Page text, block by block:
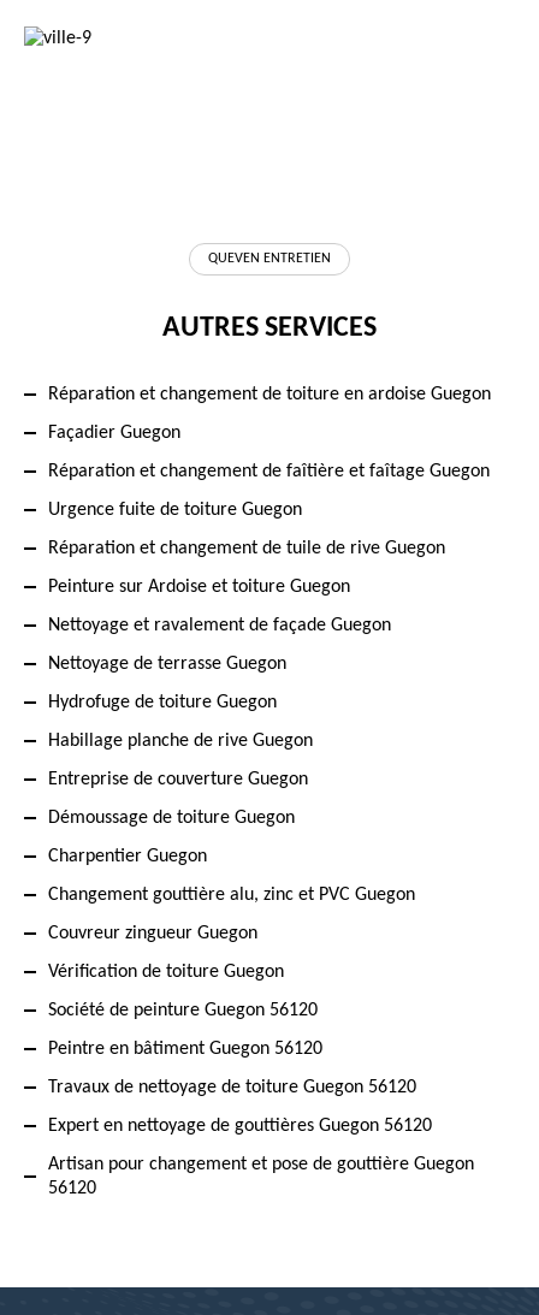
QUEVEN ENTRETIEN
AUTRES SERVICES
Réparation et changement de toiture en ardoise Guegon
Façadier Guegon
Réparation et changement de faîtière et faîtage Guegon
Urgence fuite de toiture Guegon
Réparation et changement de tuile de rive Guegon
Peinture sur Ardoise et toiture Guegon
Nettoyage et ravalement de façade Guegon
Nettoyage de terrasse Guegon
Hydrofuge de toiture Guegon
Habillage planche de rive Guegon
Entreprise de couverture Guegon
Démoussage de toiture Guegon
Charpentier Guegon
Changement gouttière alu, zinc et PVC Guegon
Couvreur zingueur Guegon
Vérification de toiture Guegon
Société de peinture Guegon 56120
Peintre en bâtiment Guegon 56120
Travaux de nettoyage de toiture Guegon 56120
Expert en nettoyage de gouttières Guegon 56120
Artisan pour changement et pose de gouttière Guegon
56120